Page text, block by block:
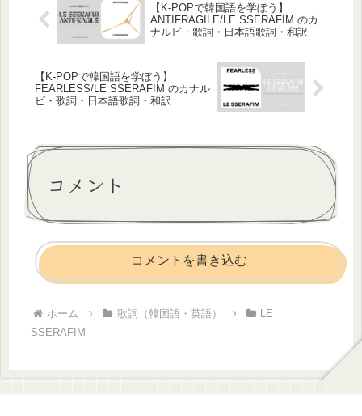
【K-POPで韓国語を学ぼう】
ANTIFRAGILE/LE SSERAFIM のカ
ナルビ・歌詞・日本語歌詞・和訳
【K-POPで韓国語を学ぼう】
FEARLESS/LE SSERAFIM のカナル
ビ・歌詞・日本語歌詞・和訳
コメント
コメントを書き込む
ホーム 歌詞（韓国語・英語）
LE
SSERAFIM